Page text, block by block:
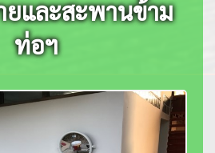
ยและสะพานข้าม
ท่อฯ